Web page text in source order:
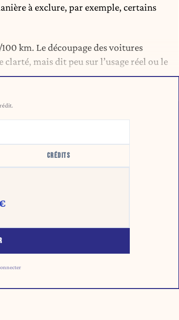
à exclure, par exemple, certains
km. Le découpage des voitures
mais dit peu sur l’usage réel ou le
CRÉDITS